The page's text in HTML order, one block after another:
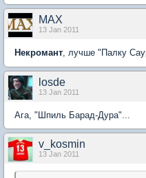
MAX
13 Jan 2011
Некромант, лучше "Палку
losde
13 Jan 2011
Ага, "Шпиль Барад-Дура"...
v_kosmin
13 Jan 2011